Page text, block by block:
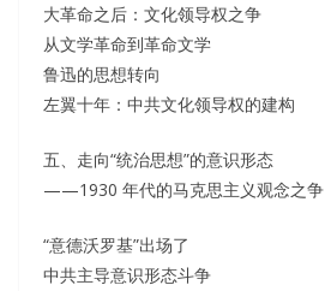
大革命之后：文化领导权之争
从文学革命到革命文学
鲁迅的思想转向
左翼十年：中共文化领导权的建构
五、走向“统治思想”的意识形态
——1930 年代的马克思主义观念之争
“意德沃罗基”出场了
中共主导意识形态斗争